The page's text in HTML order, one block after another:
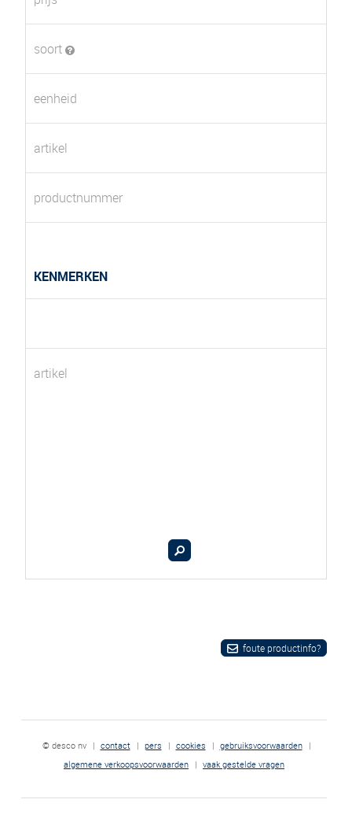
soort
eenheid
artikel
productnummer
KENMERKEN
artikel
foute productinfo?
© desco nv | contact | pers | cookies | gebruiksvoorwaarden
|
algemene verkoopsvoorwaarden | vaak gestelde vragen